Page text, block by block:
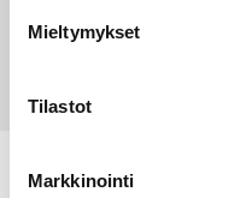
Mieltymykset
Tilastot
Markkinointi